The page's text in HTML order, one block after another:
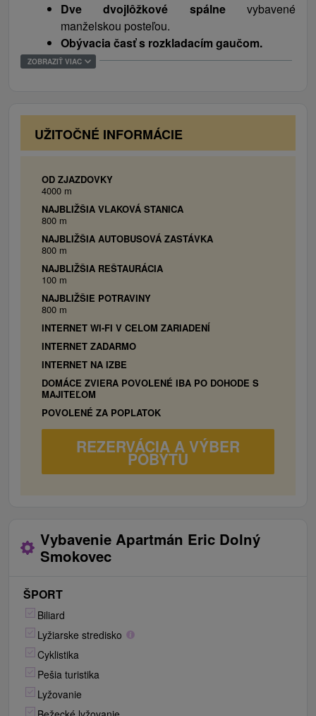
Dve dvojlôžkové spálnevybavené
manželskou posteľou.
Obývacia časť s rozkladacím gaučom.
K dispozícií detská postieľka.
ZOBRAZIŤ VIAC
UŽITOČNÉ INFORMÁCIE
OD ZJAZDOVKY
4000 m
NAJBLIŽŠIA VLAKOVÁ STANICA
800 m
NAJBLIŽŠIA AUTOBUSOVÁ ZASTÁVKA
800 m
NAJBLIŽŠIA REŠTAURÁCIA
100 m
NAJBLIŽŠIE POTRAVINY
800 m
INTERNET WI-FI V CELOM ZARIADENÍ
INTERNET ZADARMO
INTERNET NA IZBE
DOMÁCE ZVIERA POVOLENÉ IBA PO DOHODE S
MAJITEĽOM
POVOLENÉ ZA POPLATOK
REZERVÁCIA A VÝBER
POBYTU
Vybavenie Apartmán Eric Dolný
Smokovec
ŠPORT
Biliard
Lyžiarske stredisko
Cyklistika
Pešia turistika
Lyžovanie